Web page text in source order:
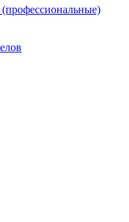
(профессиональные)